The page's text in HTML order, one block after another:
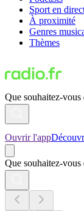
Sport en
À proximité
Genres
Thèmes
Que souhaitez-vous
Ouvrir l'app
Que souhaitez-vous